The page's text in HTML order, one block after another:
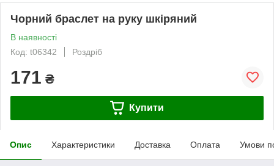
Чорний браслет на руку шкіряний
В наявності
Код: t06342
Роздріб
171 ₴
Купити
Опис Характеристики Доставка Оплата Умови